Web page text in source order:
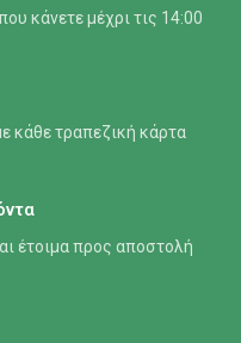
κάνετε μέχρι τις 14:00
κάθε τραπεζική κάρτα
έτοιμα προς αποστολή